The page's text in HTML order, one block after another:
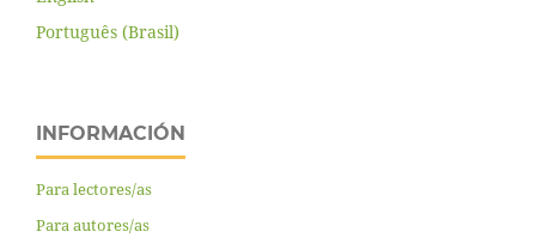
Português (Brasil)
INFORMACIÓN
Para lectores/as
Para autores/as